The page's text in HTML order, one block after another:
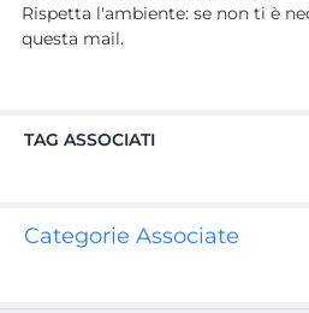
Rispetta l'ambiente: se non ti è
questa mail.
TAG ASSOCIATI
Categorie Associate